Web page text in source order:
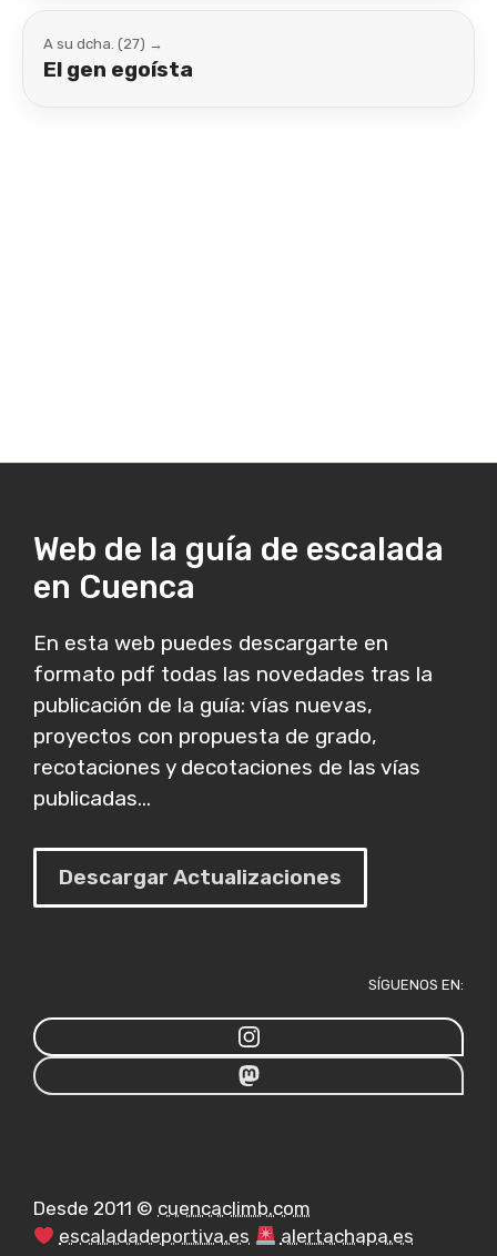
A su dcha. (27) →
El gen egoísta
Web de la guía de escalada
en Cuenca
En esta web puedes descargarte en
formato pdf todas las novedades tras la
publicación de la guía: vías nuevas,
proyectos con propuesta de grado,
recotaciones y decotaciones de las vías
publicadas...
Descargar Actualizaciones
SÍGUENOS EN:
Desde 2011 © cuencaclimb.com
escaladadeportiva.es
alertachapa.es